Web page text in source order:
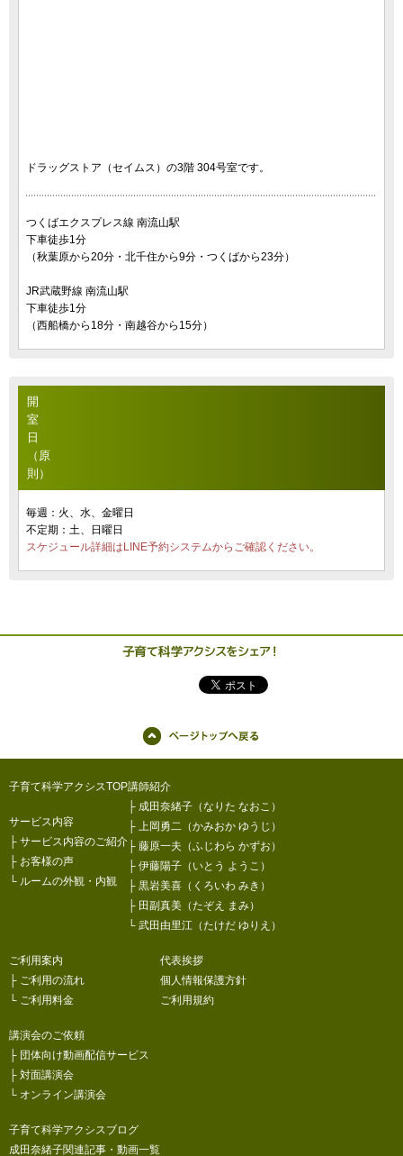
ドラッグストア（セイムス）の3階 304号室です。
つくばエクスプレス線 南流山駅
下車徒歩1分
（秋葉原から20分・北千住から9分・つくばから23分）
JR武蔵野線 南流山駅
下車徒歩1分
（西船橋から18分・南越谷から15分）
開
室
日
（原
則）
毎週：火、水、金曜日
不定期：土、日曜日
スケジュール詳細はLINE予約システムからご確認ください。
子育て科学アクシスTOP
サービス内容
├ サービス内容のご紹介
├ お客様の声
└ ルームの外観・内観
講師紹介
├ 成田奈緒子（なりた なおこ）
├ 上岡勇二（かみおか ゆうじ）
├ 藤原一夫（ふじわら かずお）
├ 伊藤陽子（いとう ようこ）
├ 黒岩美喜（くろいわ みき）
├ 田副真美（たぞえ まみ）
└ 武田由里江（たけだ ゆりえ）
ご利用案内
├ ご利用の流れ
└ ご利用料金
講演会のご依頼
├ 団体向け動画配信サービス
├ 対面講演会
└ オンライン講演会
子育て科学アクシスブログ
成田奈緒子関連記事・動画一覧
代表挨拶
個人情報保護方針
ご利用規約